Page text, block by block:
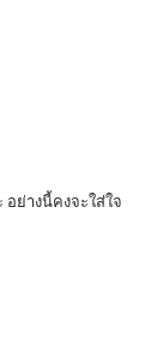
ย่างนี้คงจะใส่ใจ